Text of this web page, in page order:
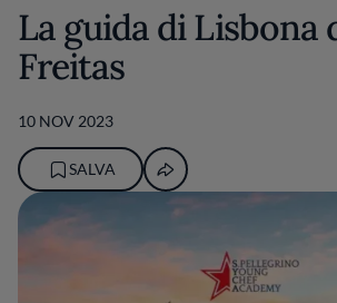
La guida di Lisbona
Freitas
10 NOV 2023
SALVA